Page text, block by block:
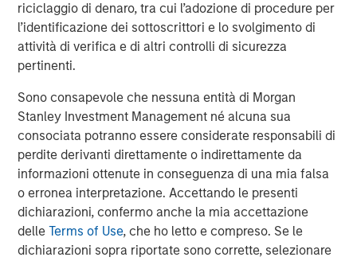
riciclaggio di denaro, tra cui l’adozione di procedure per
l’identificazione dei sottoscrittori e lo svolgimento di
attività di verifica e di altri controlli di sicurezza
pertinenti.
Sono consapevole che nessuna entità di Morgan
Stanley Investment Management né alcuna sua
consociata potranno essere considerate responsabili di
perdite derivanti direttamente o indirettamente da
informazioni ottenute in conseguenza di una mia falsa
o erronea interpretazione. Accettando le presenti
dichiarazioni, confermo anche la mia accettazione
delleTerms of Use, che ho letto e compreso. Se le
dichiarazioni sopra riportate sono corrette, selezionare
highlight the financial and competitive pressures
influencing these strategic adjustments. The changes are
structural and require European car makers to reinvent
themselves predominantly via efficiency gains while
We evaluate the environmental performance of autos by
looking closely at both their electric vehicle (‘EV’) sales
momentum and the credibility of their long-term
electrification commitments. Using global battery electric
vehicle (‘BEV’) sales data, we track which companies are
rapidly increasing the share of electric vehicles in their
lineup, and which are achieving meaningful scale in BEV
production. Both are seen as key indicators of who is